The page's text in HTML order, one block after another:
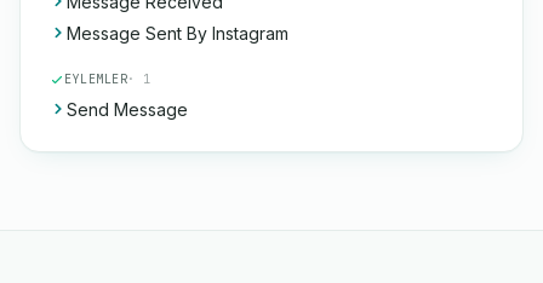
Message Sent By Instagram
EYLEMLER· 1
Send Message